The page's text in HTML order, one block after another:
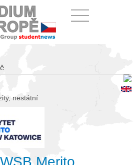
nestátní
Merito